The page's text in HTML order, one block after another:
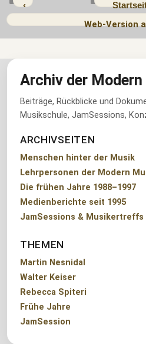
‹
Web-Version
Archiv der
Beiträge, Rückblicke und
Musikschule, JamSessions,
ARCHIVSEITEN
Menschen hinter der Musik
Lehrpersonen der Modern
Die frühen Jahre 1988–1997
Medienberichte seit 1995
JamSessions & Musikertreffs
THEMEN
Martin Nesnidal
Walter Keiser
Rebecca Spiteri
Frühe Jahre
JamSession